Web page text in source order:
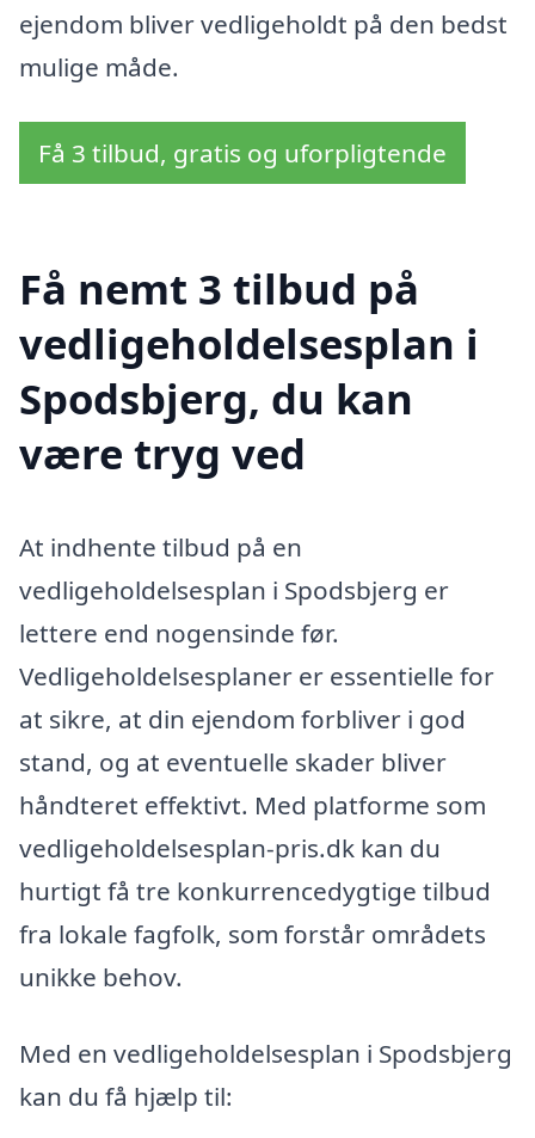
ejendom bliver vedligeholdt på den bedst
mulige måde.
Få 3 tilbud, gratis og uforpligtende
Få nemt 3 tilbud på
vedligeholdelsesplan i
Spodsbjerg, du kan
være tryg ved
At indhente tilbud på en
vedligeholdelsesplan i Spodsbjerg er
lettere end nogensinde før.
Vedligeholdelsesplaner er essentielle for
at sikre, at din ejendom forbliver i god
stand, og at eventuelle skader bliver
håndteret effektivt. Med platforme som
vedligeholdelsesplan-pris.dk kan du
hurtigt få tre konkurrencedygtige tilbud
fra lokale fagfolk, som forstår områdets
unikke behov.
Med en vedligeholdelsesplan i Spodsbjerg
kan du få hjælp til: